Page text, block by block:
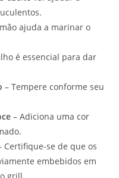
ajuda a marinar o
é essencial para dar
– Tempere conforme seu
– Adiciona uma cor
Certifique-se de que os
embebidos em
grill.